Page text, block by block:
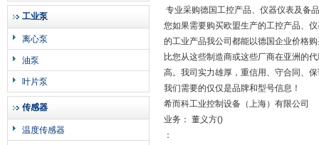
工业泵
离心泵
油泵
叶片泵
传感器
温度传感器
专业采购德国工控产品、仪器仪表及备
您如果需要购买欧盟生产的工控产品、
的工业产品我公司都能以德国企业价格
比您从这些制造商或这些厂商在亚洲的
高。我司实力雄厚，重信用、守合同、
我们需要的仅仅是品牌和型号信息！
希而科工业控制设备（上海）有限公司
业务： 董义方()
：